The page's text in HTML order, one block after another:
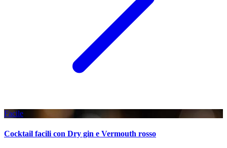
Facile
Cocktail facili con Dry gin e Vermouth rosso